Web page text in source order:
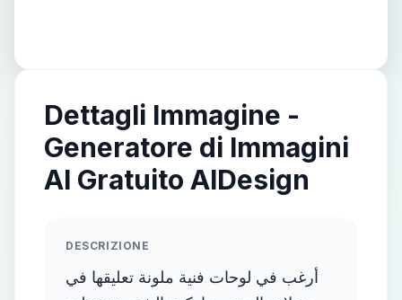
Dettagli Immagine -
Generatore di Immagini
AI Gratuito AIDesign
DESCRIZIONE
أرغب في لوحات فنية ملونة تعليقها في